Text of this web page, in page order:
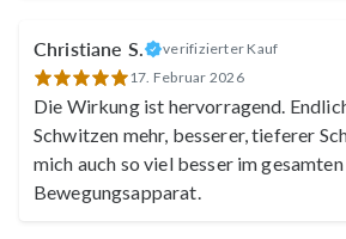
Christiane S.
verifizierter Kauf
17. Februar 2026
Die Wirkung ist hervorragend.
Schwitzen mehr, besserer, tieferer
mich auch so viel besser im gesamten
Bewegungsapparat.